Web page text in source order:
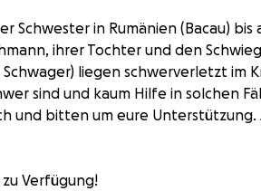
Schwester in Rumänien (Bacau) bis
ihrer Tochter und den
liegen schwerverletzt im
sind und kaum Hilfe in solchen
und bitten um eure Unterstützung.
Verfügung!